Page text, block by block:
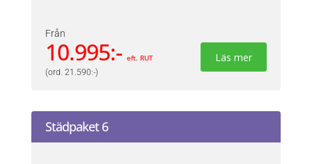
Från
10.995:- eft. RUT Läs mer
(ord. 21.590:-)
Städpaket 6